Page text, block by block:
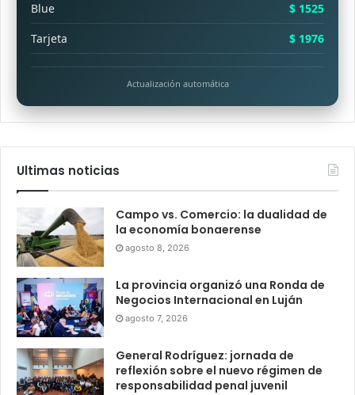
Blue
$ 1525
Tarjeta
$ 1976
Actualización automática
Ultimas noticias
Campo vs. Comercio: la dualidad de
la economía bonaerense
agosto 8, 2026
La provincia organizó una Ronda de
Negocios Internacional en Luján
agosto 7, 2026
General Rodríguez: jornada de
reflexión sobre el nuevo régimen de
responsabilidad penal juvenil